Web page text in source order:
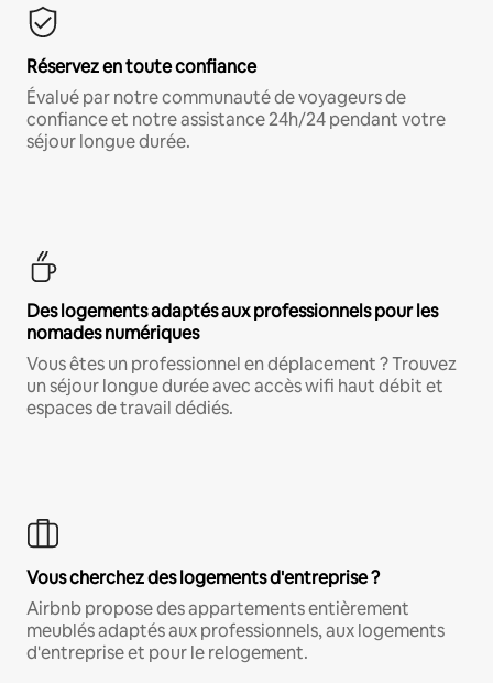
Réservez en toute confiance
Évalué par notre communauté de voyageurs de
confiance et notre assistance 24h/24 pendant votre
séjour longue durée.
Des logements adaptés aux professionnels pour les
nomades numériques
Vous êtes un professionnel en déplacement ? Trouvez
un séjour longue durée avec accès wifi haut débit et
espaces de travail dédiés.
Vous cherchez des logements d'entreprise ?
Airbnb propose des appartements entièrement
meublés adaptés aux professionnels, aux logements
d'entreprise et pour le relogement.